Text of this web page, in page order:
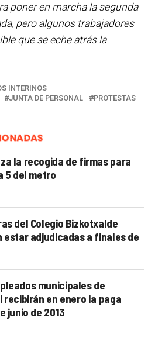
poner en marcha la segunda
pero algunos trabajadores
que se eche atrás la
INTERINOS
JUNTA DE PERSONAL PROTESTAS
la recogida de firmas para
5 del metro
del Colegio Bizkotxalde
estar adjudicadas a finales de
municipales de
recibirán en enero la paga
junio de 2013